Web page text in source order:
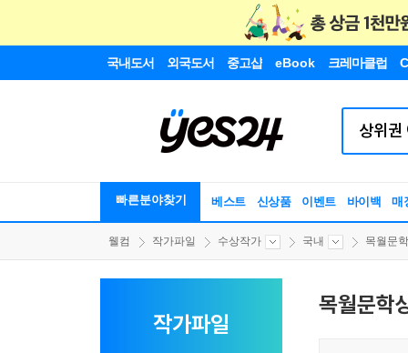
국내도서 외국도서 중고샵 eBook 크레마클럽
빠른분야찾기 베스트 신상품 이벤트 바이백 매
웰컴 작가파일 수상작가 국내 목월문
작가파일
목월문학